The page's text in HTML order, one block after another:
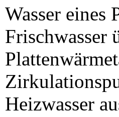
Wasser eines
Frischwasser
Heizwasser